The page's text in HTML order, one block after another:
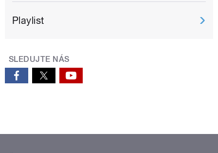
Playlist
SLEDUJTE NÁS